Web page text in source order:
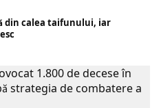
din calea taifunului, iar